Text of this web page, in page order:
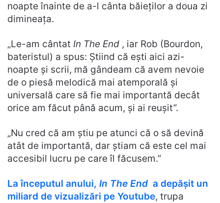
noapte înainte de a-l cânta băieților a doua zi
dimineața.
„Le-am cântat In The End , iar Rob (Bourdon,
bateristul) a spus: Știind că ești aici azi-
noapte și scrii, mă gândeam că avem nevoie
de o piesă melodică mai atemporală și
universală care să fie mai importantă decât
orice am făcut până acum, și ai reușit”.
„Nu cred că am știu pe atunci că o să devină
atât de importantă, dar știam că este cel mai
accesibil lucru pe care îl făcusem.”
La începutul anului, In The End a depășit un
miliard de vizualizări pe Youtube, trupa